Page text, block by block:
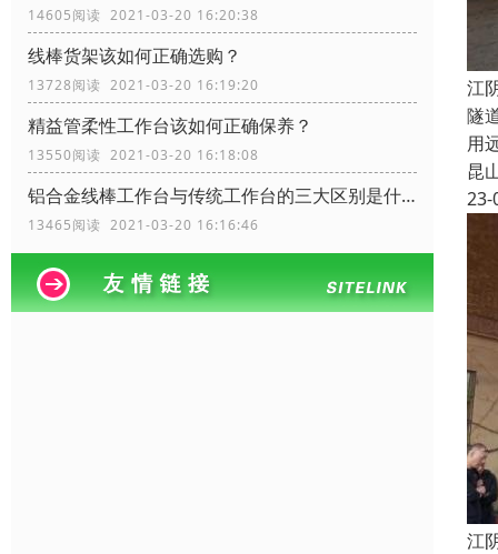
14605阅读 2021-03-20 16:20:38
线棒货架该如何正确选购？
13728阅读 2021-03-20 16:19:20
精益管柔性工作台该如何正确保养？
13550阅读 2021-03-20 16:18:08
铝合金线棒工作台与传统工作台的三大区别是什么？
13465阅读 2021-03-20 16:16:46
江
隧
用
昆
23-
江